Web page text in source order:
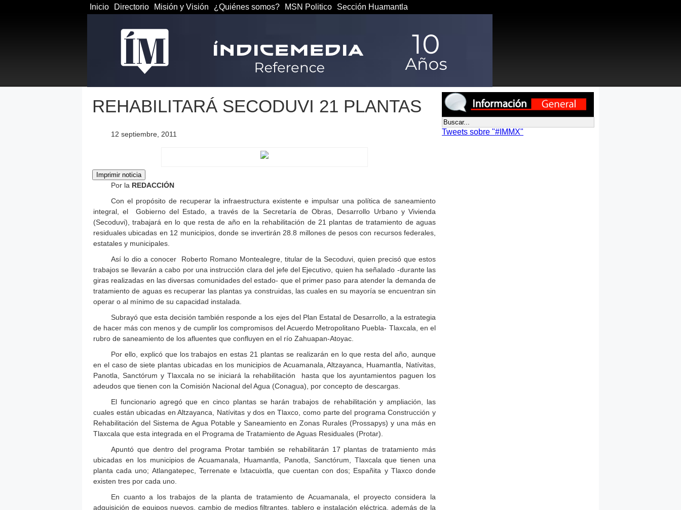
Inicio Directorio Misión y Visión ¿Quiénes somos? MSN Politico Sección Huamantla
REHABILITARÁ SECODUVI 21 PLANTAS
12 septiembre, 2011
Por la REDACCIÓN
Con el propósito de recuperar la infraestructura existente e impulsar una política de saneamiento
integral, el Gobierno del Estado, a través de la Secretaría de Obras, Desarrollo Urbano y Vivienda
(Secoduvi), trabajará en lo que resta de año en la rehabilitación de 21 plantas de tratamiento de aguas
residuales ubicadas en 12 municipios, donde se invertirán 28.8 millones de pesos con recursos federales,
estatales y municipales.
Así lo dio a conocer Roberto Romano Montealegre, titular de la Secoduvi, quien precisó que estos
trabajos se llevarán a cabo por una instrucción clara del jefe del Ejecutivo, quien ha señalado -durante las
giras realizadas en las diversas comunidades del estado- que el primer paso para atender la demanda de
tratamiento de aguas es recuperar las plantas ya construidas, las cuales en su mayoría se encuentran sin
operar o al mínimo de su capacidad instalada.
Subrayó que esta decisión también responde a los ejes del Plan Estatal de Desarrollo, a la estrategia
de hacer más con menos y de cumplir los compromisos del Acuerdo Metropolitano Puebla- Tlaxcala, en el
rubro de saneamiento de los afluentes que confluyen en el río Zahuapan-Atoyac.
Por ello, explicó que los trabajos en estas 21 plantas se realizarán en lo que resta del año, aunque
en el caso de siete plantas ubicadas en los municipios de Acuamanala, Altzayanca, Huamantla, Natívitas,
Panotla, Sanctórum y Tlaxcala no se iniciará la rehabilitación hasta que los ayuntamientos paguen los
adeudos que tienen con la Comisión Nacional del Agua (Conagua), por concepto de descargas.
El funcionario agregó que en cinco plantas se harán trabajos de rehabilitación y ampliación, las
cuales están ubicadas en Altzayanca, Natívitas y dos en Tlaxco, como parte del programa Construcción y
Rehabilitación del Sistema de Agua Potable y Saneamiento en Zonas Rurales (Prossapys) y una más en
Tlaxcala que esta integrada en el Programa de Tratamiento de Aguas Residuales (Protar).
Apuntó que dentro del programa Protar también se rehabilitarán 17 plantas de tratamiento más
ubicadas en los municipios de Acuamanala, Huamantla, Panotla, Sanctórum, Tlaxcala que tienen una
planta cada uno; Atlangatepec, Terrenate e Ixtacuixtla, que cuentan con dos; Españita y Tlaxco donde
existen tres por cada uno.
En cuanto a los trabajos de la planta de tratamiento de Acuamanala, el proyecto considera la
adquisición de equipos nuevos, cambio de medios filtrantes, tablero e instalación eléctrica, además de la
Tweets sobre "#IMMX"